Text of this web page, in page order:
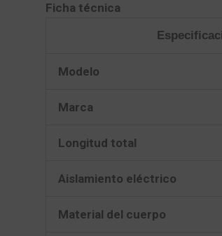
Ficha técnica
Modelo
Marca
Longitud total
Aislamiento eléctrico
Material del cuerpo